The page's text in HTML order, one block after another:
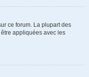
ce forum. La plupart des
appliquées avec les